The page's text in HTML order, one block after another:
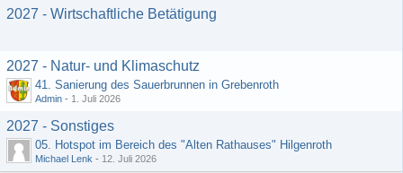
2027 - Wirtschaftliche Betätigung
2027 - Natur- und Klimaschutz
41. Sanierung des Sauerbrunnen in Grebenroth
Admin - 1. Juli 2026
2027 - Sonstiges
05. Hotspot im Bereich des "Alten Rathauses" Hilgenroth
Michael Lenk - 12. Juli 2026